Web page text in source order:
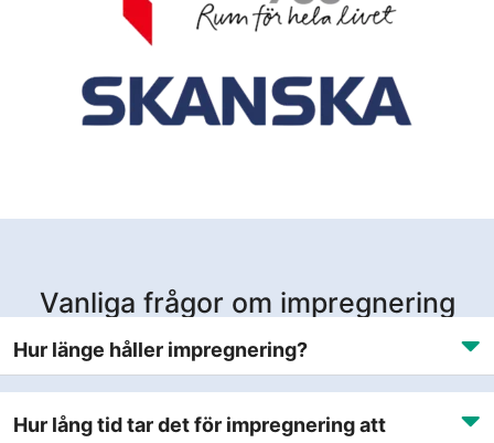
Vanliga frågor om impregnering
Hur länge håller impregnering?
Hur lång tid tar det för impregnering att